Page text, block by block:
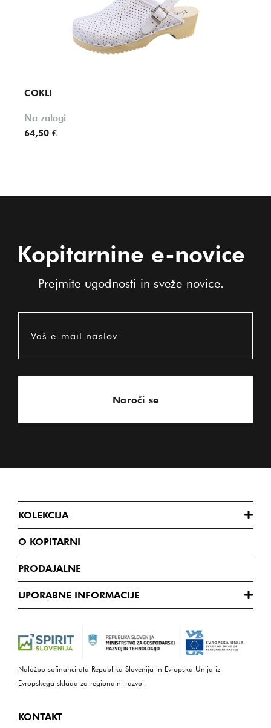
COKLI
Na zalogi
64,50 €
Kopitarnine e-novice
Prejmite ugodnosti in sveže novice.
Vaš e-mail naslov
Naroči se
KOLEKCIJA
O KOPITARNI
PRODAJALNE
UPORABNE INFORMACIJE
Naložbo sofinancirata Republika Slovenija in Evropska Unija iz
Evropskega sklada za regionalni razvoj.
KONTAKT